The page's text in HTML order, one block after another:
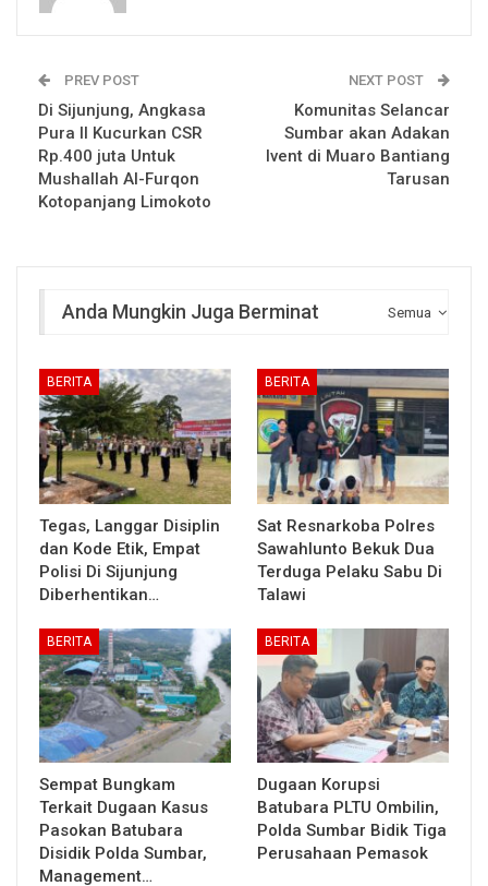
PREV POST
Di Sijunjung, Angkasa
Pura II Kucurkan CSR
Rp.400 juta Untuk
Mushallah Al-Furqon
Kotopanjang Limokoto
NEXT POST
Komunitas Selancar
Sumbar akan Adakan
Ivent di Muaro Bantiang
Tarusan
Semua
Anda Mungkin Juga Berminat
BERITA
Tegas, Langgar Disiplin
dan Kode Etik, Empat
Polisi Di Sijunjung
Diberhentikan…
BERITA
Sat Resnarkoba Polres
Sawahlunto Bekuk Dua
Terduga Pelaku Sabu Di
Talawi
BERITA
Sempat Bungkam
Terkait Dugaan Kasus
Pasokan Batubara
Disidik Polda Sumbar,
Management…
BERITA
Dugaan Korupsi
Batubara PLTU Ombilin,
Polda Sumbar Bidik Tiga
Perusahaan Pemasok